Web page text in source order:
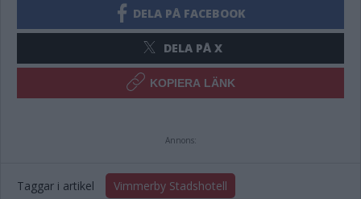
DELA PÅ FACEBOOK
DELA PÅ X
KOPIERA LÄNK
Annons:
Taggar i artikel Vimmerby Stadshotell